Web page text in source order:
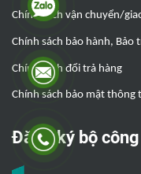
Chính sách vận chuyển/
Chính sách bảo hành, Bảo
Chính sách đổi trả hàng
Chính sách bảo mật thông
Đăng ký bộ